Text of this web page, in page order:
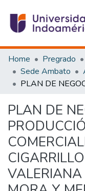
Communities &
All of DSpace
Statistics
Home Pregrado
Sede Ambato
PLAN DE
VALERIANA